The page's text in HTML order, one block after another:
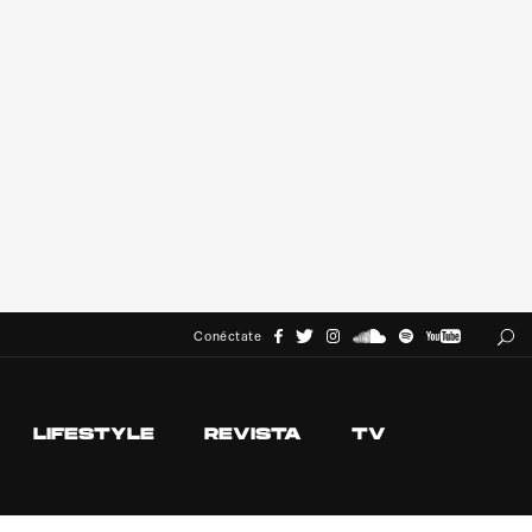
Conéctate
LIFESTYLE REVISTA TV